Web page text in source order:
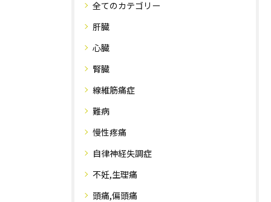
全てのカテゴリー
肝臓
心臓
腎臓
線維筋痛症
難病
慢性疼痛
自律神経失調症
不妊,生理痛
頭痛,偏頭痛